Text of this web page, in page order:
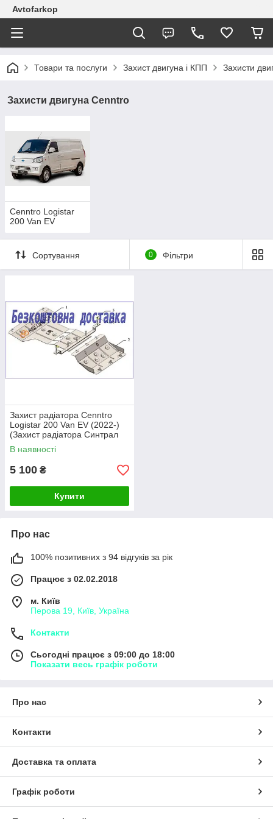
Avtofarkop
Товари та послуги Захист двигуна і КПП Захисти
Захисти двигуна Cenntro
Cenntro Logistar
200 Van EV
Сортування 0 Фільтри
Захист радіатора Cenntro
Logistar 200 Van EV (2022-)
(Захист радіатора Синтрал
Лоджістар) Кольчуга
В наявності
5 100 ₴
Купити
Про нас
100% позитивних з 94 відгуків за рік
Працює з 02.02.2018
м. Київ
Перова 19, Київ, Україна
Контакти
Сьогодні працює з 09:00 до 18:00
Показати весь графік роботи
Про нас
Контакти
Доставка та оплата
Графік роботи